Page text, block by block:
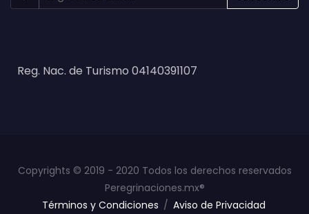
Reg. Nac. de Turismo 04140391107
Copyrights © 2019 - 2020 Todos los derechos reservados
Peregrinaciones.mx®
Términos y Condiciones / Aviso de Privacidad